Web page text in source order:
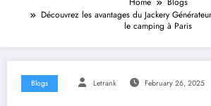
Découvrez les avantages du Jackery
le camping à Paris
Blogs Letrank February 26, 2025